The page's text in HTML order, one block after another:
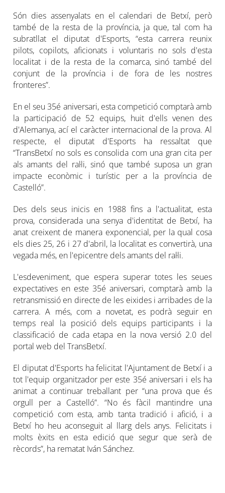
Són dies assenyalats en el calendari de Betxí, però
també de la resta de la província, ja que, tal com ha
subratllat el diputat d'Esports, “esta carrera reunix
pilots, copilots, aficionats i voluntaris no sols d'esta
localitat i de la resta de la comarca, sinó també del
conjunt de la província i de fora de les nostres
fronteres”.
En el seu 35é aniversari, esta competició comptarà amb
la participació de 52 equips, huit d'ells venen des
d'Alemanya, ací el caràcter internacional de la prova. Al
respecte, el diputat d'Esports ha ressaltat que
“TransBetxí no sols es consolida com una gran cita per
als amants del ral·li, sinó que també suposa un gran
impacte econòmic i turístic per a la província de
Castelló”.
Des dels seus inicis en 1988 fins a l'actualitat, esta
prova, considerada una senya d'identitat de Betxí, ha
anat creixent de manera exponencial, per la qual cosa
els dies 25, 26 i 27 d'abril, la localitat es convertirà, una
vegada més, en l'epicentre dels amants del ral·li.
L'esdeveniment, que espera superar totes les seues
expectatives en este 35é aniversari, comptarà amb la
retransmissió en directe de les eixides i arribades de la
carrera. A més, com a novetat, es podrà seguir en
temps real la posició dels equips participants i la
classificació de cada etapa en la nova versió 2.0 del
portal web del TransBetxí.
El diputat d'Esports ha felicitat l'Ajuntament de Betxí i a
tot l'equip organitzador per este 35é aniversari i els ha
animat a continuar treballant per “una prova que és
orgull per a Castelló”. “No és fàcil mantindre una
competició com esta, amb tanta tradició i afició, i a
Betxí ho heu aconseguit al llarg dels anys. Felicitats i
molts èxits en esta edició que segur que serà de
rècords”, ha rematat Iván Sánchez.